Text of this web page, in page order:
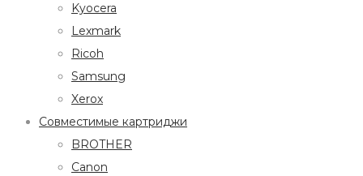
Kyocera
Lexmark
Ricoh
Samsung
Xerox
Совместимые картриджи
BROTHER
Canon